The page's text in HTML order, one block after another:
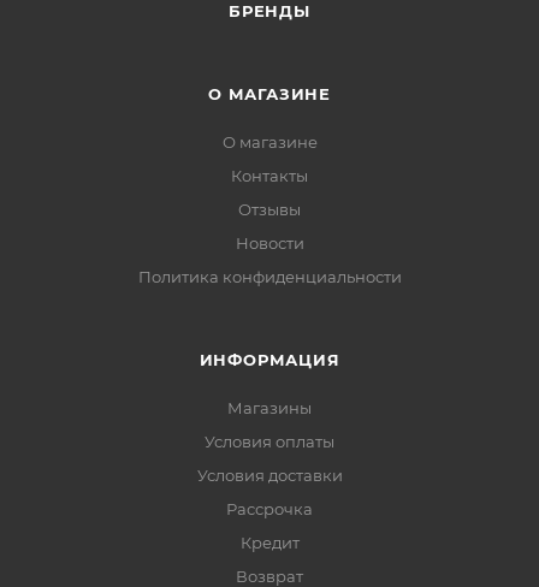
БРЕНДЫ
О МАГАЗИНЕ
О магазине
Контакты
Отзывы
Новости
Политика конфиденциальности
ИНФОРМАЦИЯ
Магазины
Условия оплаты
Условия доставки
Рассрочка
Кредит
Возврат